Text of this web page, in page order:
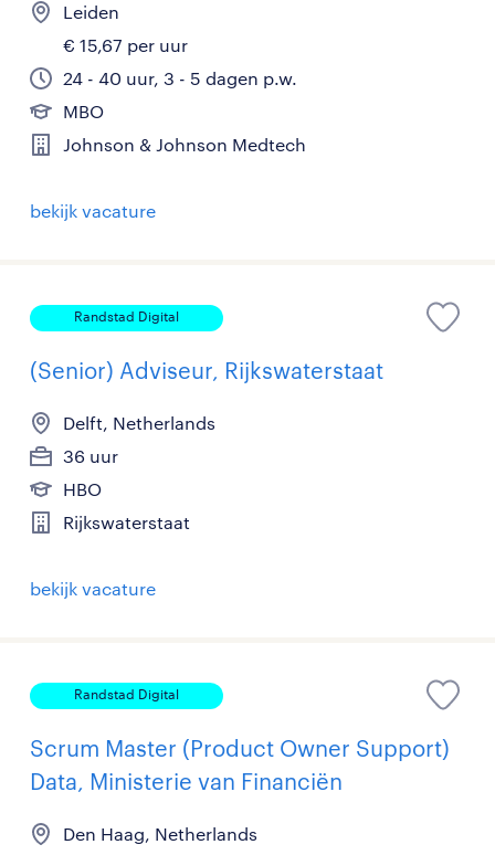
Leiden
€ 15,67 per uur
24 - 40 uur, 3 - 5 dagen p.w.
MBO
Johnson & Johnson Medtech
bekijk vacature
Randstad Digital
(Senior) Adviseur, Rijkswaterstaat
Delft, Netherlands
36 uur
HBO
Rijkswaterstaat
bekijk vacature
Randstad Digital
Scrum Master (Product Owner Support)
Data, Ministerie van Financiën
Den Haag, Netherlands